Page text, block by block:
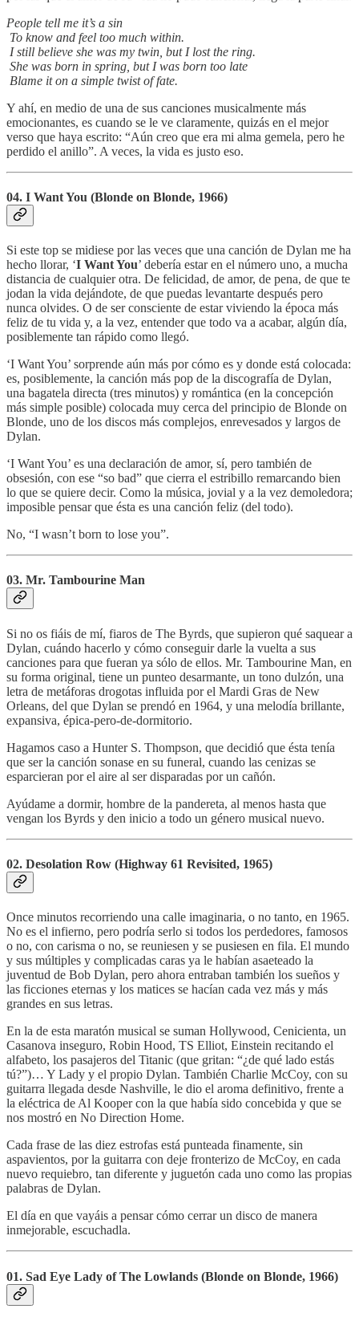
People tell me it’s a sin
To know and feel too much within.
I still believe she was my twin, but I lost the ring.
She was born in spring, but I was born too late
Blame it on a simple twist of fate.
Y ahí, en medio de una de sus canciones musicalmente más
emocionantes, es cuando se le ve claramente, quizás en el mejor
verso que haya escrito: “Aún creo que era mi alma gemela, pero he
perdido el anillo”. A veces, la vida es justo eso.
04. I Want You (Blonde on Blonde, 1966)
Si este top se midiese por las veces que una canción de Dylan me ha
hecho llorar, ‘I Want You’ debería estar en el número uno, a mucha
distancia de cualquier otra. De felicidad, de amor, de pena, de que te
jodan la vida dejándote, de que puedas levantarte después pero
nunca olvides. O de ser consciente de estar viviendo la época más
feliz de tu vida y, a la vez, entender que todo va a acabar, algún día,
posiblemente tan rápido como llegó.
‘I Want You’ sorprende aún más por cómo es y donde está colocada:
es, posiblemente, la canción más pop de la discografía de Dylan,
una bagatela directa (tres minutos) y romántica (en la concepción
más simple posible) colocada muy cerca del principio de Blonde on
Blonde, uno de los discos más complejos, enrevesados y largos de
Dylan.
‘I Want You’ es una declaración de amor, sí, pero también de
obsesión, con ese “so bad” que cierra el estribillo remarcando bien
lo que se quiere decir. Como la música, jovial y a la vez demoledora;
imposible pensar que ésta es una canción feliz (del todo).
No, “I wasn’t born to lose you”.
03. Mr. Tambourine Man
Si no os fiáis de mí, fiaros de The Byrds, que supieron qué saquear a
Dylan, cuándo hacerlo y cómo conseguir darle la vuelta a sus
canciones para que fueran ya sólo de ellos. Mr. Tambourine Man, en
su forma original, tiene un punteo desarmante, un tono dulzón, una
letra de metáforas drogotas influida por el Mardi Gras de New
Orleans, del que Dylan se prendó en 1964, y una melodía brillante,
expansiva, épica-pero-de-dormitorio.
Hagamos caso a Hunter S. Thompson, que decidió que ésta tenía
que ser la canción sonase en su funeral, cuando las cenizas se
esparcieran por el aire al ser disparadas por un cañón.
Ayúdame a dormir, hombre de la pandereta, al menos hasta que
vengan los Byrds y den inicio a todo un género musical nuevo.
02. Desolation Row (Highway 61 Revisited, 1965)
Once minutos recorriendo una calle imaginaria, o no tanto, en 1965.
No es el infierno, pero podría serlo si todos los perdedores, famosos
o no, con carisma o no, se reuniesen y se pusiesen en fila. El mundo
y sus múltiples y complicadas caras ya le habían asaeteado la
juventud de Bob Dylan, pero ahora entraban también los sueños y
las ficciones eternas y los matices se hacían cada vez más y más
grandes en sus letras.
En la de esta maratón musical se suman Hollywood, Cenicienta, un
Casanova inseguro, Robin Hood, TS Elliot, Einstein recitando el
alfabeto, los pasajeros del Titanic (que gritan: “¿de qué lado estás
tú?”)… Y Lady y el propio Dylan. También Charlie McCoy, con su
guitarra llegada desde Nashville, le dio el aroma definitivo, frente a
la eléctrica de Al Kooper con la que había sido concebida y que se
nos mostró en No Direction Home.
Cada frase de las diez estrofas está punteada finamente, sin
aspavientos, por la guitarra con deje fronterizo de McCoy, en cada
nuevo requiebro, tan diferente y juguetón cada uno como las propias
palabras de Dylan.
El día en que vayáis a pensar cómo cerrar un disco de manera
inmejorable, escuchadla.
01. Sad Eye Lady of The Lowlands (Blonde on Blonde, 1966)